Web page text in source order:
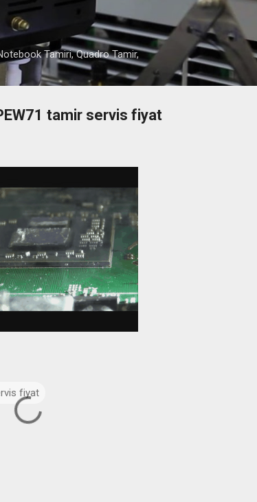
Ana içeriğe atla
Tamiri, Quadro Tamir,
tamir servis fiyat
fiyat